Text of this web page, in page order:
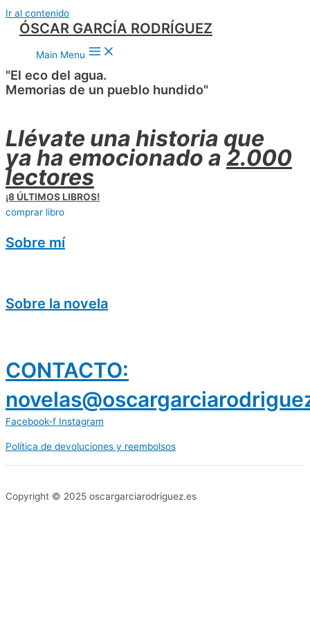
Ir al contenido
ÓSCAR GARCÍA RODRÍGUEZ
Main Menu
"El eco del agua.
Memorias de un pueblo hundido"
Llévate una historia que
ya ha emocionado a 2.000
lectores
¡8 ÚLTIMOS LIBROS!
comprar libro
Sobre mí
Sobre la novela
CONTACTO:
Facebook-f Instagram
Política de devoluciones y reembolsos
Copyright © 2025 oscargarciarodriguez.es